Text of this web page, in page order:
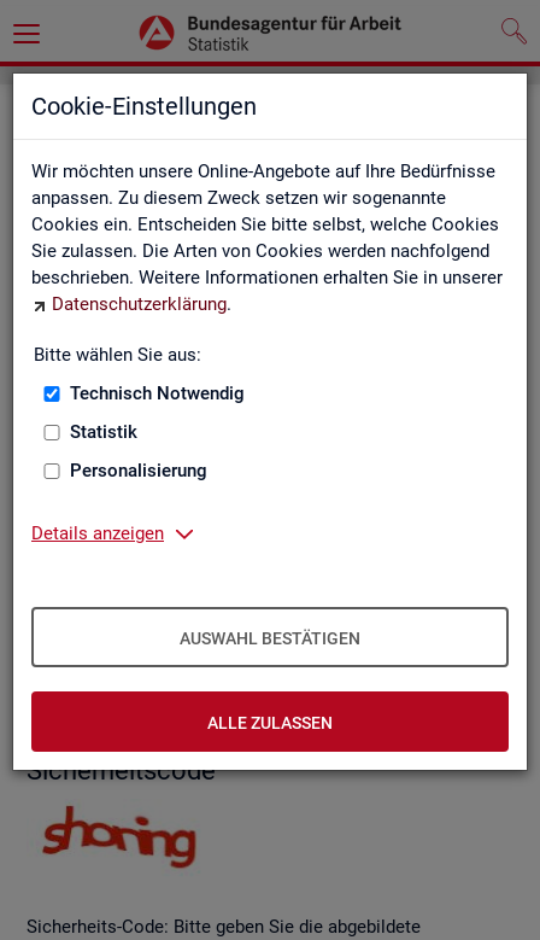
Cookie-Einstellungen
Wir möchten unsere Online-Angebote auf Ihre Bedürfnisse
anpassen. Zu diesem Zweck setzen wir sogenannte
Cookies ein. Entscheiden Sie bitte selbst, welche Cookies
Sie zulassen. Die Arten von Cookies werden nachfolgend
beschrieben. Weitere Informationen erhalten Sie in unserer
Datenschutzerklärung.
Bitte wählen Sie aus:
Technisch Notwendig
Statistik
Personalisierung
Details anzeigen
AUSWAHL BESTÄTIGEN
ALLE ZULASSEN
Seite emp­feh­len
Fel­der mit einem * sind Pflicht­fel­der und müs­sen aus­ge­füllt
wer­den
Ihre An­ga­ben
Empfänger*
Si­cher­heits­code
Sicherheits-Code: Bitte geben Sie die abgebildete